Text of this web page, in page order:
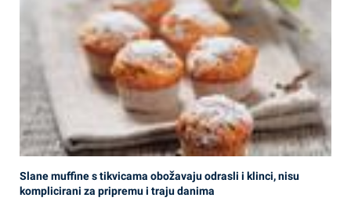
Slane muffine s tikvicama obožavaju odrasli i klinci, nisu
komplicirani za pripremu i traju danima